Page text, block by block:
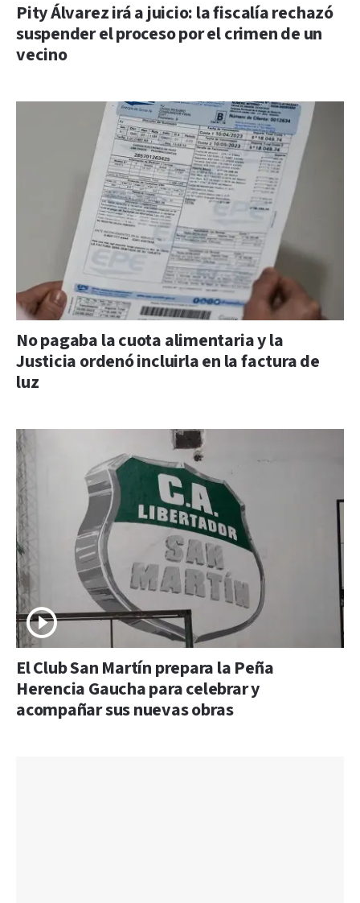
Pity Álvarez irá a juicio: la fiscalía rechazó
suspender el proceso por el crimen de un
vecino
No pagaba la cuota alimentaria y la
Justicia ordenó incluirla en la factura de
luz
El Club San Martín prepara la Peña
Herencia Gaucha para celebrar y
acompañar sus nuevas obras